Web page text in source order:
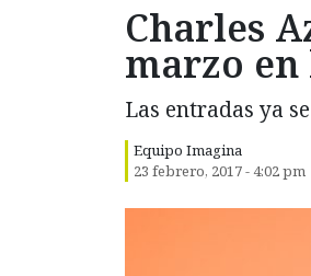
Charles
marzo
Las entradas ya
Equipo Imagina
23 febrero, 2017 - 4:02 pm